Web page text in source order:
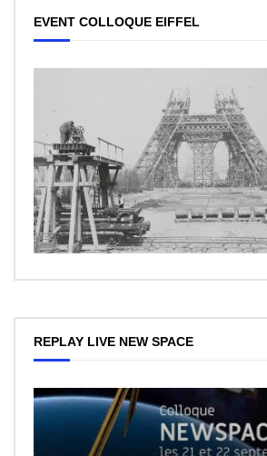
EVENT COLLOQUE EIFFEL
REPLAY LIVE NEW SPACE